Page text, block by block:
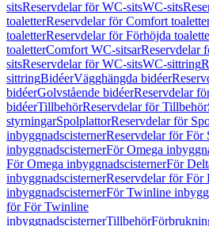
sitsReservdelar för WC-sitsWC-sits
toaletterReservdelar för Comfort
toaletterReservdelar för Förhöjda
toaletterComfort WC-sitsarReservdelar
sitsReservdelar för WC-sitsWC-sittring
sittringBidéerVägghängda bidéer
bidéerGolvstående bidéerReservdelar
bidéerTillbehörReservdelar för Tillbehör
styrningarSpolplattorReservdelar för
inbyggnadscisternerReservdelar för För
inbyggnadscisternerFör Omega
För Omega inbyggnadscisternerFör
inbyggnadscisternerReservdelar för För
inbyggnadscisternerFör Twinline
för För Twinline
inbyggnadscisternerTillbehör